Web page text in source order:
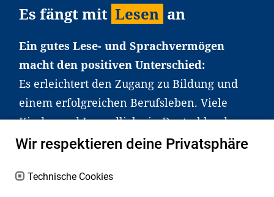
Es fängt mit Lesen an
Ein gutes Lese- und Sprachvermögen
macht den positiven Unterschied:
Es erleichtert den Zugang zu Bildung und
einem erfolgreichen Berufsleben. Viele
Kinder und Jugendliche in Deutschland
haben aber große Schwierigkeiten dabei.
an Familien sowie an Erzieher*innen,
Wir respektieren deine Privatsphäre
Technische Cookies